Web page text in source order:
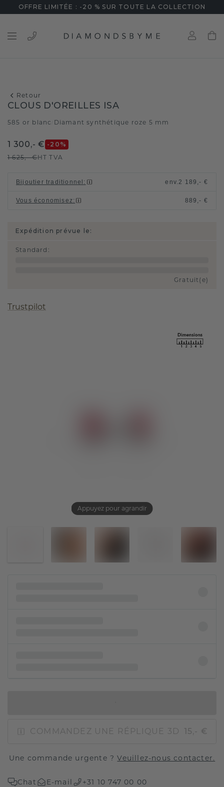
OFFRE LIMITÉE : -20 % SUR TOUTE LA COLLECTION
Retour
Appuyez pour agrandir
CLOUS D'OREILLES ISA
585 or blanc Diamant synthétique roze 5 mm
1 300,- € -20 %
1 625,- €HT TVA
Bijoutier traditionnel : env.2 189,- €
Vous économisez: 889,- €
Expédition prévue le:
Standard :
Gratuit(e)
Trustpilot
COMMANDEZ UNE RÉPLIQUE 3D 15,- €
Une commande urgente ?Veuillez-nous contacter.
Chat E-mail +31 10 747 00 00